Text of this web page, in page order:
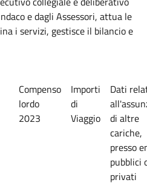
e dagli Assessori, attua le
i servizi, gestisce il bilancio e
Compenso
lordo
2023
Importi
di
Viaggio
Dati
di altre
cariche,
presso
pubblici
privati